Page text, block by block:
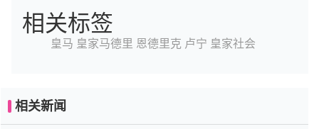
相关标签
皇马 皇家马德里 恩德里克 卢宁 皇家社会
相关新闻